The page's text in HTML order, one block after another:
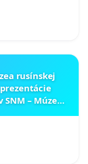
rusínskej
– Múzeu